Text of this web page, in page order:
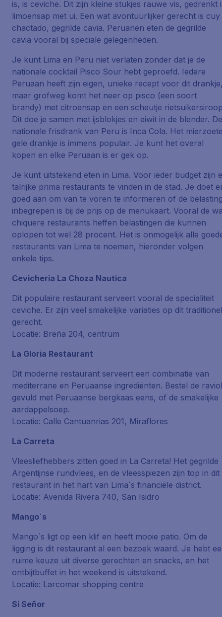
is, is ceviche. Dit zijn kleine stukjes rauwe vis, gedrenkt
limoensap met ui. Een wat avontuurlijker gerecht is cuy
chactado, gegrilde cavia. Peruanen eten de gegrilde
cavia vooral bij speciale gelegenheden.
Je kunt Lima en Peru niet verlaten zonder dat je de
nationale cocktail Pisco Sour hebt geproefd. Iedere
Peruaan heeft zijn eigen, unieke recept voor dit
maar grofweg komt het neer op pisco (een soort
brandy) met citroensap en een scheutje
Dit doe je samen met ijsblokjes en eiwit in de blender. De
nationale frisdrank van Peru is Inca Cola. Het
gele drankje is immens populair. Je kunt het overal
kopen en elke Peruaan is er gek op.
Je kunt uitstekend eten in Lima. Voor ieder budget zijn
talrijke prima restaurants te vinden in de stad. Je doet
goed aan om van te voren te informeren of de
inbegrepen is bij de prijs op de menukaart. Vooral de
chiquere restaurants heffen belastingen die kunnen
oplopen tot wel 28 procent. Het is onmogelijk alle
restaurants van Lima te noemen, hieronder volgen
enkele tips.
Cevicheria La Choza Nautica
Dit populaire restaurant serveert vooral de specialiteit
ceviche. Er zijn veel smakelijke variaties op dit
gerecht.
Locatie: Breña 204, centrum
La Gloria Restaurant
Dit moderne restaurant serveert een combinatie van
mediterrane en Peruaanse ingrediënten. Bestel de
gevuld met Peruaanse bergkaas eens, of de smakelijke
aardappelsoep.
Locatie: Calle Cantuanrias 201, Miraflores
La Carreta
Vleesliefhebbers zitten goed in La Carreta! Het gegrilde
Argentijnse rundvlees, en de vleesspiezen zijn top in dit
restaurant in het hart van Lima´s financiële district.
Locatie: Avenida Rivera 740, San Isidro
Mango´s
Mango´s ligt op een klif en heeft mooie patio. Om de
ligging is dit restaurant al een bezoek waard. Je hebt
ruime keuze uit diverse gerechten en snacks, en het
ontbijtbuffet in het weekend is uitstekend.
Locatie: Larcomar shopping centre
Si Señor